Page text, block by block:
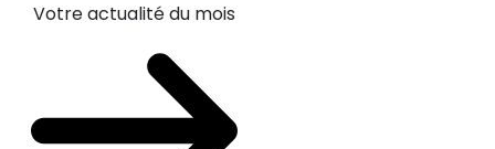
Votre actualité du mois